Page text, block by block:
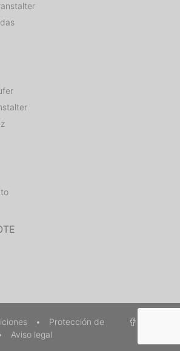
•
Protección de
Aviso legal